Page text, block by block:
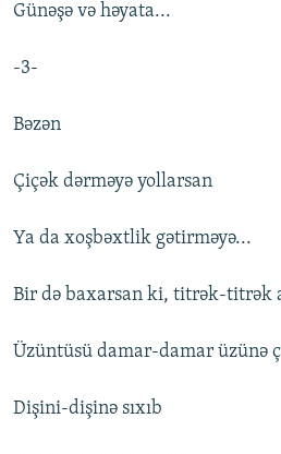
Günəşə və həyata...
-3-
Bəzən
Çiçək dərməyə yollarsan
Ya da xoşbəxtlik gətirməyə...
Bir də baxarsan ki, titrək-titrək
Üzüntüsü damar-damar üzünə
Dişini-dişinə sıxıb